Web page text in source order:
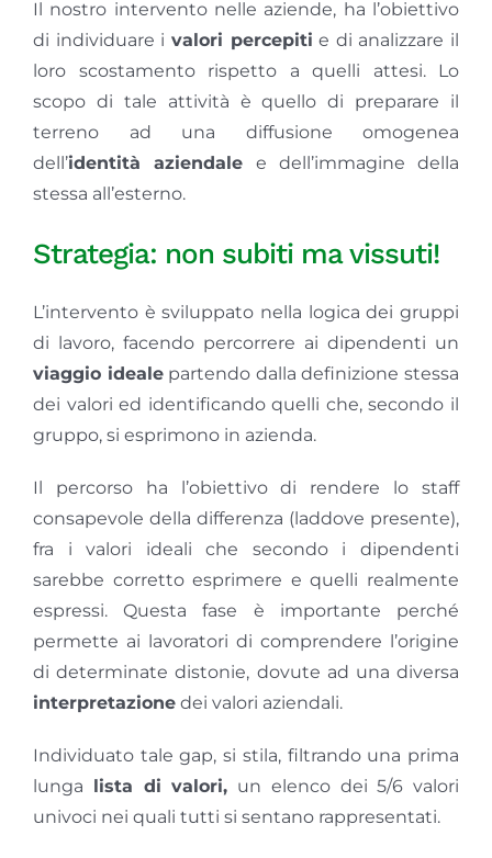
Il nostro intervento nelle aziende, ha l’obiettivo
di individuare i valori percepiti e di analizzare il
loro scostamento rispetto a quelli attesi. Lo
scopo di tale attività è quello di preparare il
terreno ad una diffusione omogenea
dell’identità aziendale e dell’immagine della
stessa all’esterno.
Strategia: non subiti ma vissuti!
L’intervento è sviluppato nella logica dei gruppi
di lavoro, facendo percorrere ai dipendenti un
viaggio idealepartendo dalla definizione stessa
dei valori ed identificando quelli che, secondo il
gruppo, si esprimono in azienda.
Il percorso ha l’obiettivo di rendere lo staff
consapevole della differenza (laddove presente),
fra i valori ideali che secondo i dipendenti
sarebbe corretto esprimere e quelli realmente
espressi. Questa fase è importante perché
permette ai lavoratori di comprendere l’origine
di determinate distonie, dovute ad una diversa
interpretazione dei valori aziendali.
Individuato tale gap, si stila, filtrando una prima
lunga lista di valori, un elenco dei 5/6 valori
univoci nei quali tutti si sentano rappresentati.